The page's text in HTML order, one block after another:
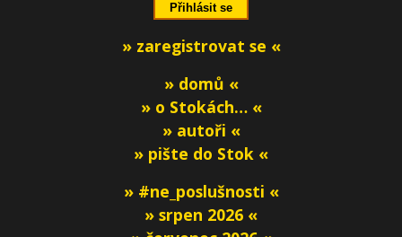
» zaregistrovat se «
» domů «
» o Stokách… «
» autoři «
» pište do Stok «
» #ne_poslušnosti «
» srpen 2026 «